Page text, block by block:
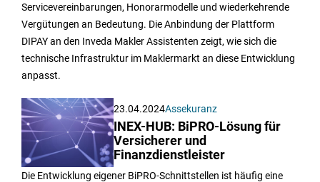
Servicevereinbarungen, Honorarmodelle und wiederkehrende
Vergütungen an Bedeutung. Die Anbindung der Plattform
DIPAY an den Inveda Makler Assistenten zeigt, wie sich die
technische Infrastruktur im Maklermarkt an diese Entwicklung
anpasst.
23.04.2024Assekuranz
INEX-HUB: BiPRO-Lösung für
Versicherer und
Finanzdienstleister
Die Entwicklung eigener BiPRO-Schnittstellen ist häufig eine